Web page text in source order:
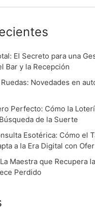
El Secreto para una
Bar y la Recepción
Novedades en
Perfecto: Cómo la
de la Suerte
Esotérica: Cómo el
a la Era Digital con
Maestra que Recupera
Perdido